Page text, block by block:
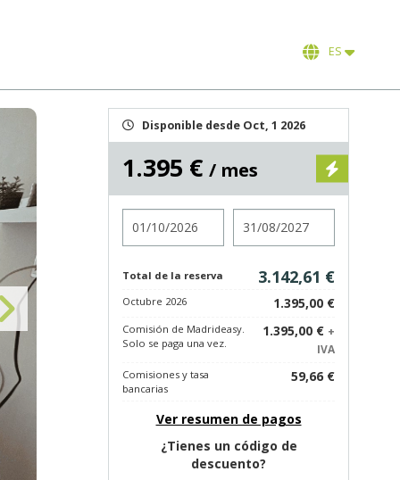
ES
Disponible desde Oct, 1 2026
1.395 € / mes
Total de la reserva 3.142,61 €
Octubre 2026 1.395,00 €
Comisión de Madrideasy.
Solo se paga una vez.
1.395,00 € +
IVA
Comisiones y tasa
bancarias
59,66 €
Ver resumen de pagos
¿Tienes un código de
descuento?